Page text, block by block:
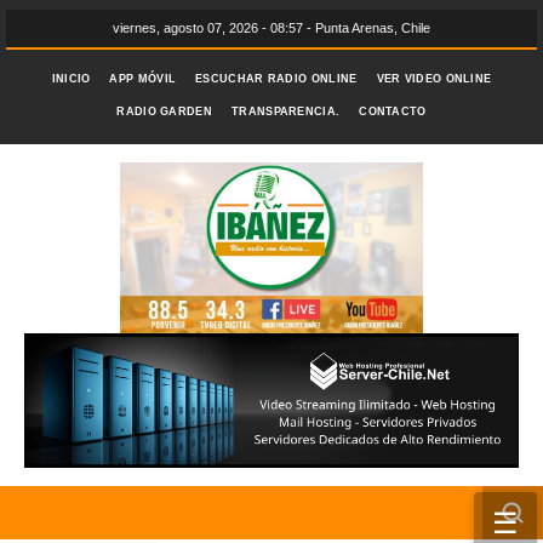
viernes, agosto 07, 2026 - 08:57 - Punta Arenas, Chile
INICIO APP MÓVIL ESCUCHAR RADIO ONLINE VER VIDEO ONLINE
RADIO GARDEN TRANSPARENCIA. CONTACTO
☰